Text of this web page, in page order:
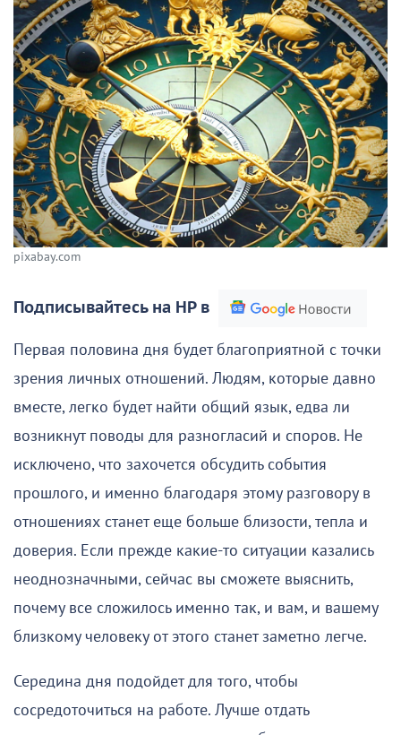
pixabay.com
Подписывайтесь на НР в
Первая половина дня будет благоприятной с точки
зрения личных отношений. Людям, которые давно
вместе, легко будет найти общий язык, едва ли
возникнут поводы для разногласий и споров. Не
исключено, что захочется обсудить события
прошлого, и именно благодаря этому разговору в
отношениях станет еще больше близости, тепла и
доверия. Если прежде какие-то ситуации казались
неоднозначными, сейчас вы сможете выяснить,
почему все сложилось именно так, и вам, и вашему
близкому человеку от этого станет заметно легче.
Середина дня подойдет для того, чтобы
сосредоточиться на работе. Лучше отдать